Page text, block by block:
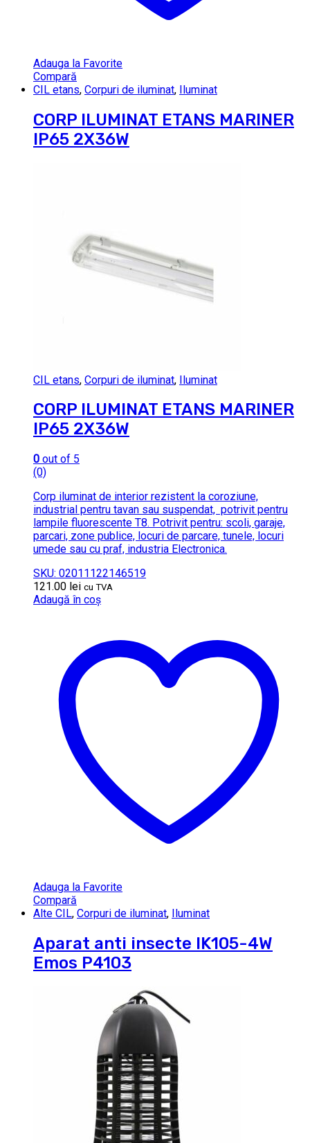
Adauga la Favorite
Compară
CIL etans, Corpuri de iluminat, Iluminat
CORP ILUMINAT ETANS MARINER
IP65 2X36W
CIL etans, Corpuri de iluminat, Iluminat
CORP ILUMINAT ETANS MARINER
IP65 2X36W
0 out of 5
(0)
Corp iluminat de interior rezistent la coroziune,
industrial pentru tavan sau suspendat, potrivit pentru
lampile fluorescente T8. Potrivit pentru: scoli, garaje,
parcari, zone publice, locuri de parcare, tunele, locuri
umede sau cu praf, industria Electronica.
SKU: 02011122146519
121.00 lei cu TVA
Adaugă în coș
Adauga la Favorite
Compară
Alte CIL, Corpuri de iluminat, Iluminat
Aparat anti insecte IK105-4W
Emos P4103